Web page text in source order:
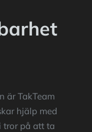
är TakTeam
hjälp med
tror på att ta